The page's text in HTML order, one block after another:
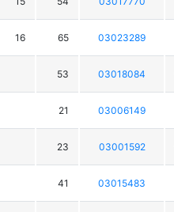
16 65 03023289
53 03018084
21 03006149
23 03001592
41 03015483